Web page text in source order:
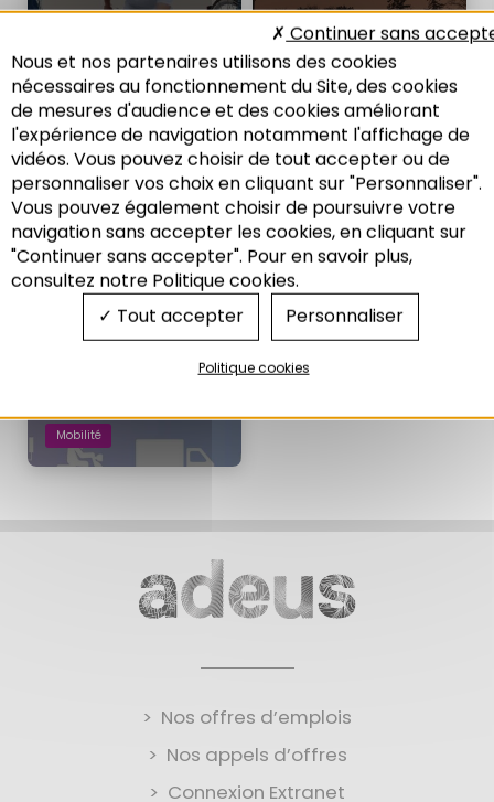
Recherche
Enquête mobilité 2024-2025 :
07/2026
Mobilité
ZFE-M
EUROMÉTROPOLE DE
STRASBOURG
Evaluation de la zone à faibles
émissions – mobilité
Mobilité
Nos offres d’emplois
Nos appels d’offres
Connexion Extranet
Nous et nos partenaires utilisons des cookies
nécessaires au fonctionnement du Site, des cookies
de mesures d'audience et des cookies améliorant
l'expérience de navigation notamment l'affichage de
vidéos. Vous pouvez choisir de tout accepter ou de
personnaliser vos choix en cliquant sur "Personnaliser".
Vous pouvez également choisir de poursuivre votre
navigation sans accepter les cookies, en cliquant sur
"Continuer sans accepter". Pour en savoir plus,
consultez notre Politique cookies.
Tout accepter
Continuer sans
Personnaliser
Politique cookies